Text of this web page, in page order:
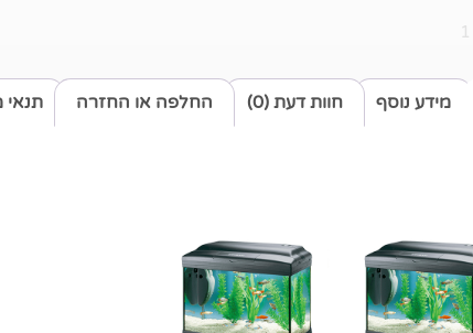
1
מידע נוסף חוות דעת (0) החלפה או החזרה